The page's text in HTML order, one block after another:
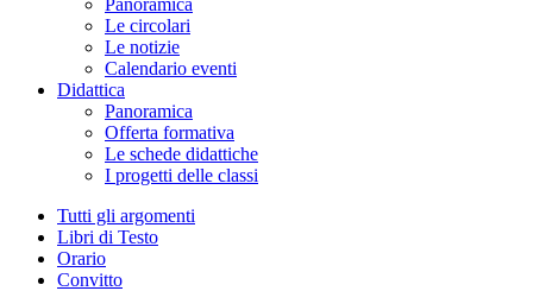
Panoramica
Le circolari
Le notizie
Calendario eventi
Didattica
Panoramica
Offerta formativa
Le schede didattiche
I progetti delle classi
Tutti gli argomenti
Libri di Testo
Orario
Convitto